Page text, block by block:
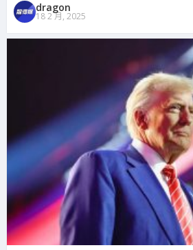
dragon
18 2 月, 2025